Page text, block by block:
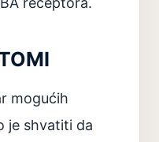
mogućih
je shvatiti da